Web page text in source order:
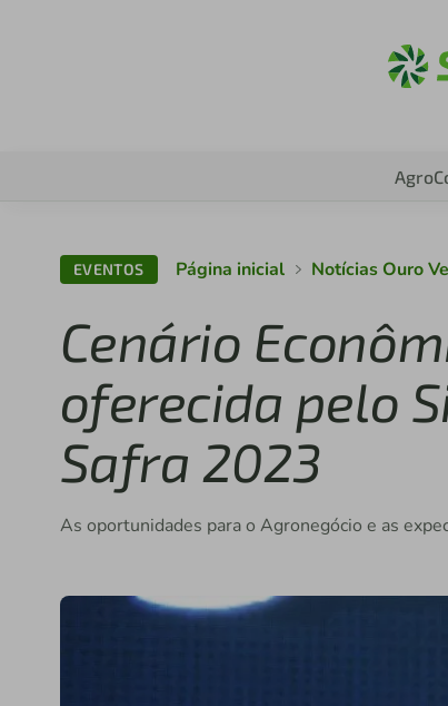
Agro
EVENTOS Página inicial Notícias Ouro
Cenário
oferecida pelo
Safra 2023
As oportunidades para o Agronegócio e as